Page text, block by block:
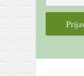
termini treninga
moja priča
fotke
kontakt